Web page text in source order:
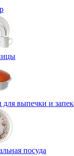
выпечки и
посуда